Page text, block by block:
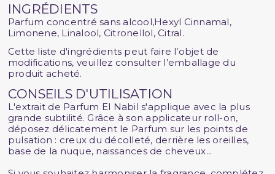
INGRÉDIENTS
Parfum concentré sans alcool,Hexyl Cinnamal,
Limonene, Linalool, Citronellol, Citral.
Cette liste d'ingrédients peut faire l’objet de
modifications, veuillez consulter l’emballage du
produit acheté.
CONSEILS D'UTILISATION
L'extrait de Parfum El Nabil s'applique avec la plus
grande subtilité. Grâce à son applicateur roll-on,
déposez délicatement le Parfum sur les points de
pulsation : creux du décolleté, derrière les oreilles,
base de la nuque, naissances de cheveux...